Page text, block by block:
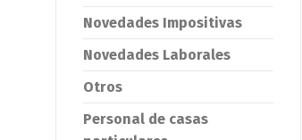
Novedades Impositivas
Novedades Laborales
Otros
Personal de casas